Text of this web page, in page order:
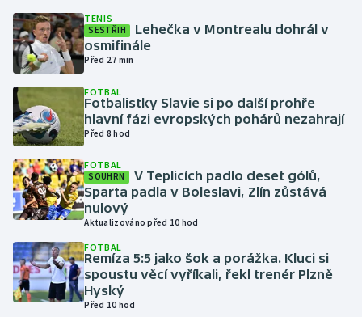
Gymnastika
Házená
Jezdectví
Judo
Krasobruslení
Lezení
Lyže a snowboard
Moderní pětiboj
TENIS
SESTŘIH
Lehečka v Montrealu dohrál v
osmifinále
Před 27 min
FOTBAL
Fotbalistky Slavie si po další prohře
hlavní fázi evropských pohárů nezahrají
Před 8 hod
FOTBAL
SOUHRN
V Teplicích padlo deset gólů,
Sparta padla v Boleslavi, Zlín zůstává
nulový
Aktualizováno před 10 hod
FOTBAL
Remíza 5:5 jako šok a porážka. Kluci si
spoustu věcí vyříkali, řekl trenér Plzně
Hyský
Před 10 hod